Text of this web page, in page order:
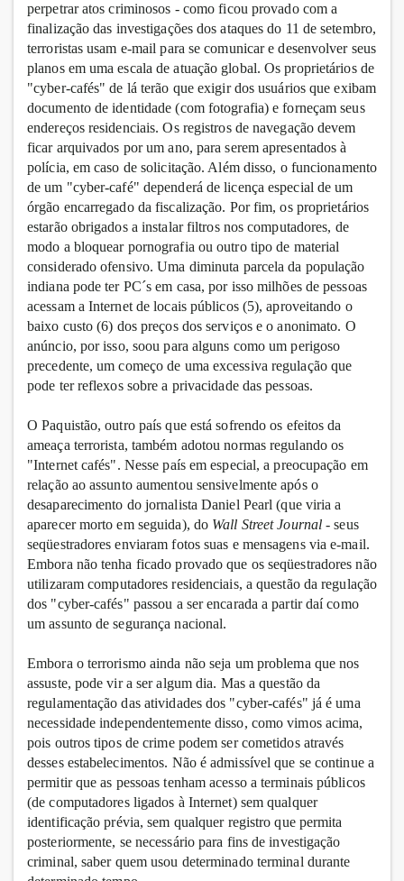
perpetrar atos criminosos - como ficou provado com a
finalização das investigações dos ataques do 11 de setembro,
terroristas usam e-mail para se comunicar e desenvolver seus
planos em uma escala de atuação global. Os proprietários de
"cyber-cafés" de lá terão que exigir dos usuários que exibam
documento de identidade (com fotografia) e forneçam seus
endereços residenciais. Os registros de navegação devem
ficar arquivados por um ano, para serem apresentados à
polícia, em caso de solicitação. Além disso, o funcionamento
de um "cyber-café" dependerá de licença especial de um
órgão encarregado da fiscalização. Por fim, os proprietários
estarão obrigados a instalar filtros nos computadores, de
modo a bloquear pornografia ou outro tipo de material
considerado ofensivo. Uma diminuta parcela da população
indiana pode ter PC´s em casa, por isso milhões de pessoas
acessam a Internet de locais públicos (5), aproveitando o
baixo custo (6) dos preços dos serviços e o anonimato. O
anúncio, por isso, soou para alguns como um perigoso
precedente, um começo de uma excessiva regulação que
pode ter reflexos sobre a privacidade das pessoas.
O Paquistão, outro país que está sofrendo os efeitos da
ameaça terrorista, também adotou normas regulando os
"Internet cafés". Nesse país em especial, a preocupação em
relação ao assunto aumentou sensivelmente após o
desaparecimento do jornalista Daniel Pearl (que viria a
aparecer morto em seguida), do Wall Street Journal- seus
seqüestradores enviaram fotos suas e mensagens via e-mail.
Embora não tenha ficado provado que os seqüestradores não
utilizaram computadores residenciais, a questão da regulação
dos "cyber-cafés" passou a ser encarada a partir daí como
um assunto de segurança nacional.
Embora o terrorismo ainda não seja um problema que nos
assuste, pode vir a ser algum dia. Mas a questão da
regulamentação das atividades dos "cyber-cafés" já é uma
necessidade independentemente disso, como vimos acima,
pois outros tipos de crime podem ser cometidos através
desses estabelecimentos. Não é admissível que se continue a
permitir que as pessoas tenham acesso a terminais públicos
(de computadores ligados à Internet) sem qualquer
identificação prévia, sem qualquer registro que permita
posteriormente, se necessário para fins de investigação
criminal, saber quem usou determinado terminal durante